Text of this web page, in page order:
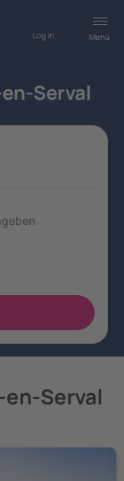
Menü
Log in
Serval
Serval